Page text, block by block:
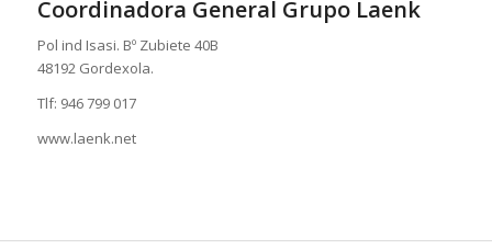
Coordinadora General Grupo Laenk
Pol ind Isasi. Bº Zubiete 40B
48192 Gordexola.
Tlf: 946 799 017
www.laenk.net